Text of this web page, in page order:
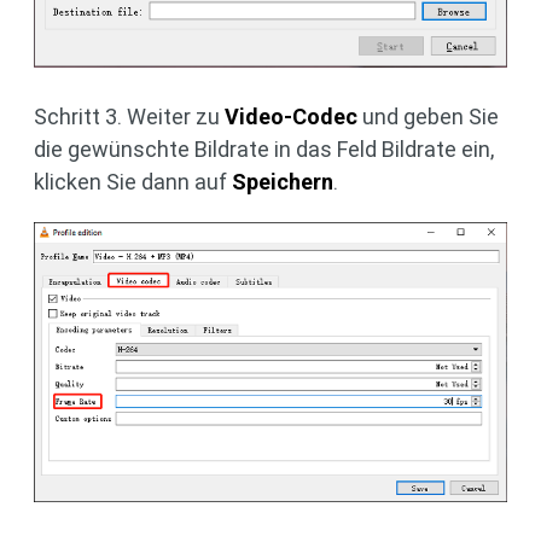
Schritt 3. Weiter zu Video-Codec und geben Sie
die gewünschte Bildrate in das Feld Bildrate ein,
klicken Sie dann auf Speichern.